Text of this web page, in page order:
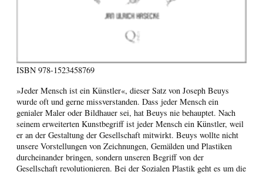
ISBN 978-1523458769
»Jeder Mensch ist ein Künstler«, dieser Satz von Joseph Beuys
wurde oft und gerne missverstanden. Dass jeder Mensch ein
genialer Maler oder Bildhauer sei, hat Beuys nie behauptet. Nach
seinem erweiterten Kunstbegriff ist jeder Mensch ein Künstler, weil
er an der Gestaltung der Gesellschaft mitwirkt. Beuys wollte nicht
unsere Vorstellungen von Zeichnungen, Gemälden und Plastiken
durcheinander bringen, sondern unseren Begriff von der
Gesellschaft revolutionieren. Bei der Sozialen Plastik geht es um die